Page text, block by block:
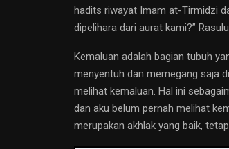
hadits riwayat Imam at-Tirmidzi
dipelihara dari aurat kami?”
Kemaluan adalah bagian tubuh
menyentuh dan memegang saja
melihat kemaluan. Hal ini
dan aku belum pernah melihat
merupakan akhlak yang baik,